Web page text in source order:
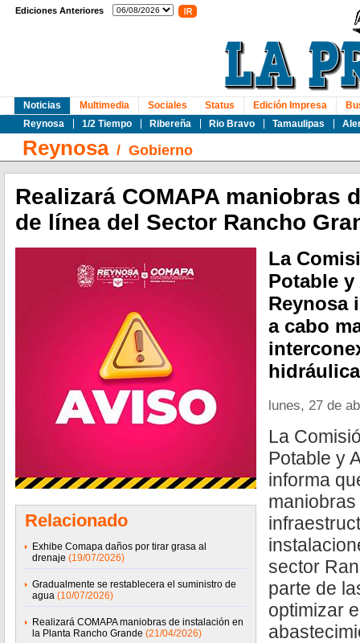
Ediciones Anteriores
Noticias
Reynosa
1/2 Tiempo Ribereña Rio Bravo Tamaulipas
Multimedia Sociales Status Edición Impresa
Reynosa/ Gobierno
Realizará COMAPA maniobras
de línea del Sector Rancho
Relacionado
Exhibe Comapa daños por tirar grasa al
drenaje (19/07/2026)
Gradualmente se restablecera el suministro de
agua (10/07/2026)
Realizará COMAPA maniobras de instalación en
la Planta Rancho Grande (21/04/2026)
La
Potable
Reynosa
a cabo
hidráulica
lunes, 27 de
La
Potable y
informa
sector
parte de
optimizar